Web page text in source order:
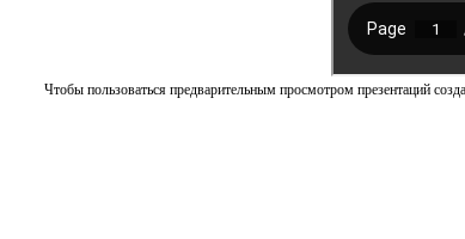
Чтобы пользоваться предварительным просмотром презентаций